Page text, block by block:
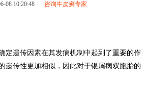
08 10:20:48 咨询牛皮癣专家
定遗传因素在其发病机制中起到了重要的作
遗传性更加相似，因此对于银屑病双胞胎的